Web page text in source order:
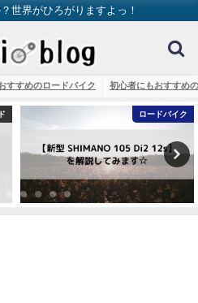
世界がひろがりますよっ！
すすめのロードバイク 初心者にもおすすめ
ロードバイク